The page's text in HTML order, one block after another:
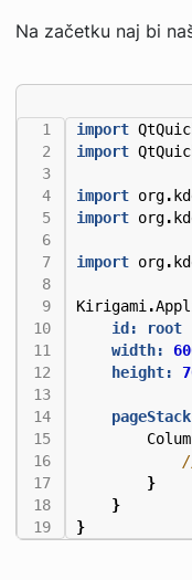
Na začetku naj bi
import
import
import org.
import org.
import org.
Kirigami .
id: root
width:
height:
}
}
}